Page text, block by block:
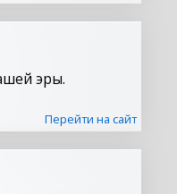
эры.
Перейти на сайт